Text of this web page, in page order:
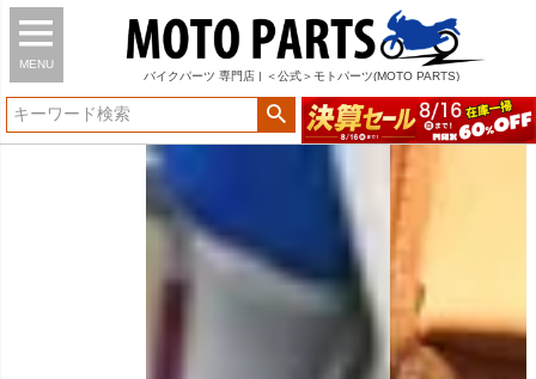
MENU
バイク パーツ 専門店 | ＜公式＞モトパーツ(MOTO PARTS)